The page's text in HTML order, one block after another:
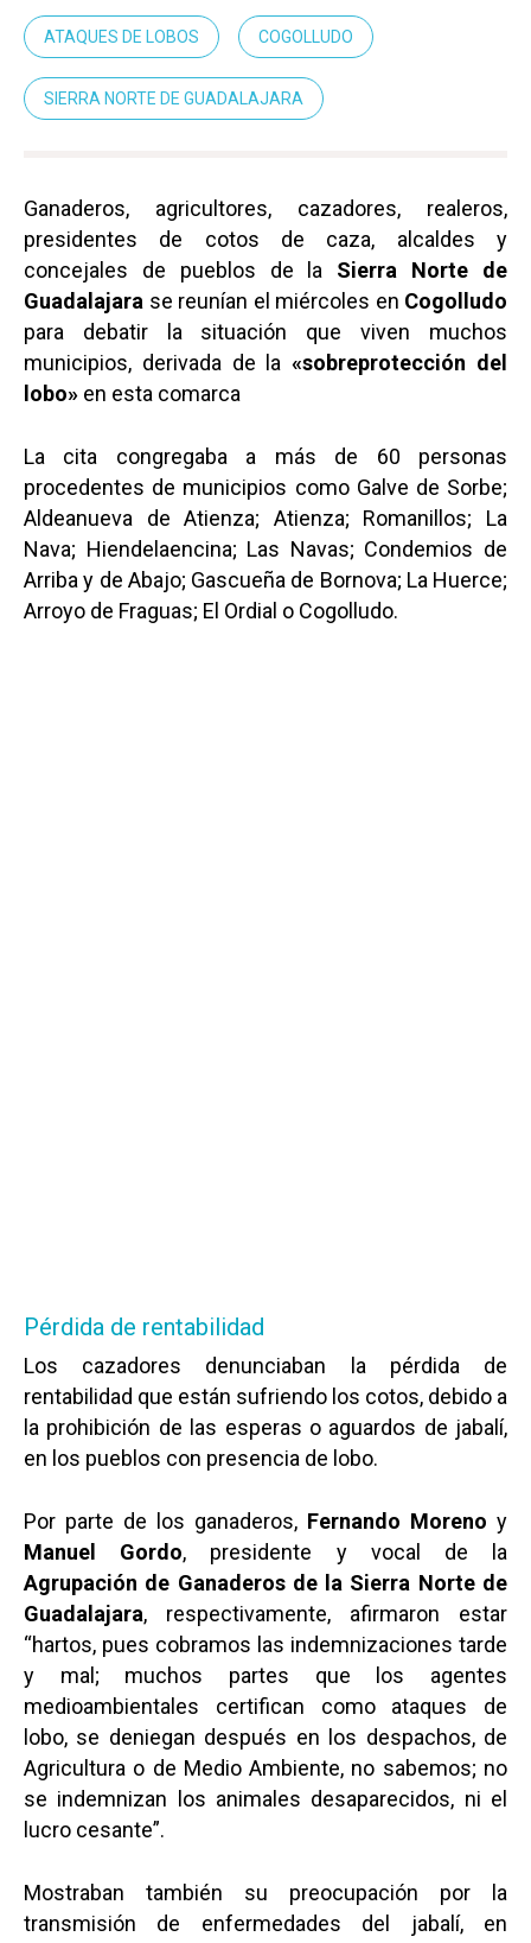
ATAQUES DE LOBOS COGOLLUDO
SIERRA NORTE DE GUADALAJARA
Ganaderos, agricultores, cazadores, realeros,
presidentes de cotos de caza, alcaldes y
concejales de pueblos de la Sierra Norte de
Guadalajara se reunían el miércoles en Cogolludo
para debatir la situación que viven muchos
municipios, derivada de la «sobreprotección del
lobo» en esta comarca
La cita congregaba a más de 60 personas
procedentes de municipios como Galve de Sorbe;
Aldeanueva de Atienza; Atienza; Romanillos; La
Nava; Hiendelaencina; Las Navas; Condemios de
Arriba y de Abajo; Gascueña de Bornova; La Huerce;
Arroyo de Fraguas; El Ordial o Cogolludo.
Pérdida de rentabilidad
Los cazadores denunciaban la pérdida de
rentabilidad que están sufriendo los cotos, debido a
la prohibición de las esperas o aguardos de jabalí,
en los pueblos con presencia de lobo.
Por parte de los ganaderos, Fernando Moreno y
Manuel Gordo, presidente y vocal de la
Agrupación de Ganaderos de la Sierra Norte de
Guadalajara, respectivamente, afirmaron estar
“hartos, pues cobramos las indemnizaciones tarde
y mal; muchos partes que los agentes
medioambientales certifican como ataques de
lobo, se deniegan después en los despachos, de
Agricultura o de Medio Ambiente, no sabemos; no
se indemnizan los animales desaparecidos, ni el
lucro cesante”.
Mostraban también su preocupación por la
transmisión de enfermedades del jabalí, en